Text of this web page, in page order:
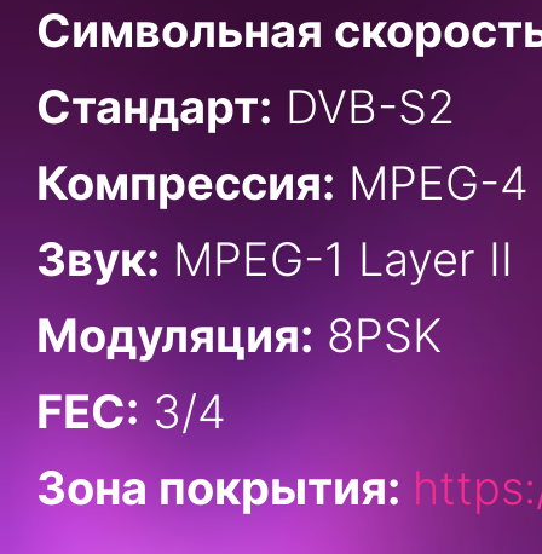
Символьная
Стандарт: DVB-S2
Компрессия: MPEG-4
Звук: MPEG-1 Layer II
Модуляция: 8PSK
FEC: 3/4
Зона покрытия: